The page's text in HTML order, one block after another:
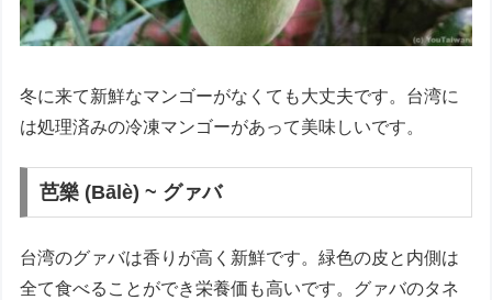
冬に来て新鮮なマンゴーがなくても大丈夫です。台湾に
は処理済みの冷凍マンゴーがあって美味しいです。
芭樂 (Bālè) ~ グァバ
台湾のグァバは香りが高く新鮮です。緑色の皮と内側は
全て食べることができ栄養価も高いです。グァバのタネ